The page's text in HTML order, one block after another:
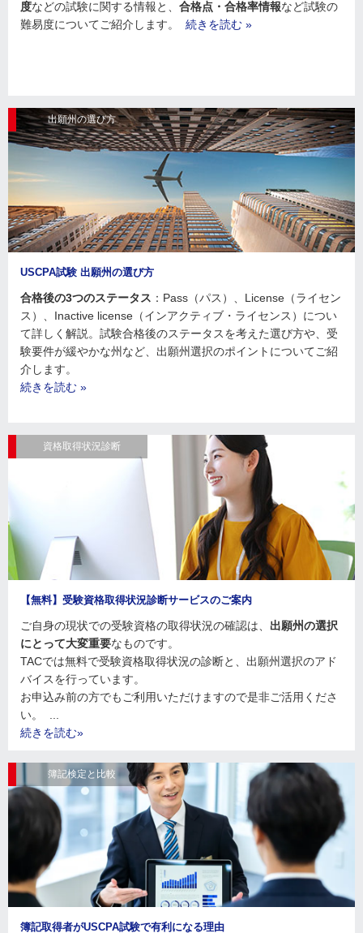
度などの試験に関する情報と、 合格点・合格率情報など試験の
難易度についてご紹介します。
続きを読む »
出願州の選び方
USCPA試験 出願州の選び方
合格後の3つのステータス ：Pass（パス）、License（ライセン
ス）、Inactive license（インアクティブ・ライセンス）につい
て詳しく解説。試験合格後のステータスを考えた選び方や、受
験要件が緩やかな州など、出願州選択のポイントについてご紹
介します。
続きを読む »
資格取得状況診断
【無料】受験資格取得状況診断サービスのご案内
ご自身の現状での受験資格の取得状況の確認は、 出願州の選択
にとって大変重要なものです。
TACでは無料で受験資格取得状況の診断と、出願州選択のアド
バイスを行っています。
お申込み前の方でもご利用いただけますので是非ご活用くださ
い。
続きを読む»
簿記検定と比較
簿記取得者がUSCPA試験で有利になる理由